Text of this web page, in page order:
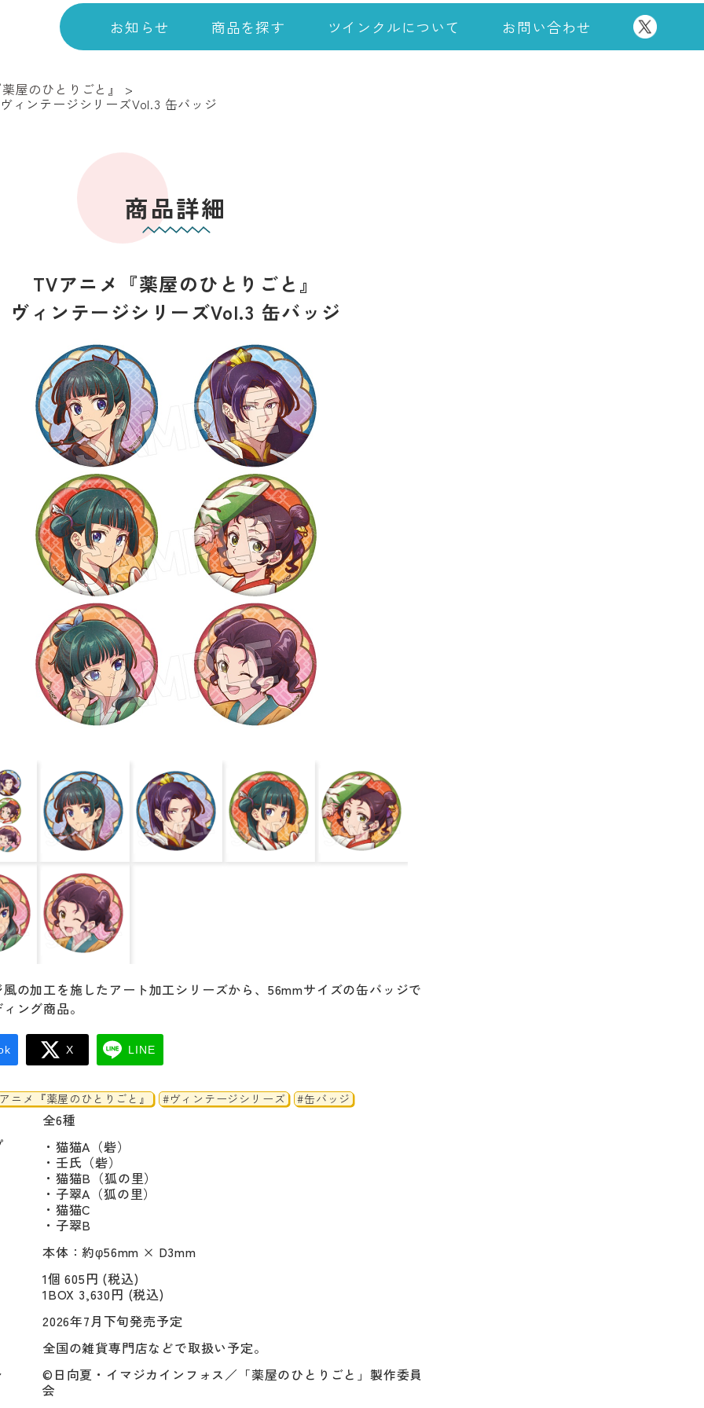
お知らせ 商品を探す ツインクルについて お問い合わせ
屋のひとりごと』 >
ンテージシリーズVol.3 缶バッジ
商品詳細
TVアニメ『薬屋のひとりごと』
ヴィンテージシリーズVol.3 缶バッジ
の加工を施したアート加工シリーズから、56mmサイズの缶バッジで
ング商品。
X LINE
ニメ『薬屋のひとりごと』 #ヴィンテージシリーズ #缶バッジ
全6種
・猫猫A（砦）
・壬氏（砦）
・猫猫B（狐の里）
・子翠A（狐の里）
・猫猫C
・子翠B
本体：約φ56mm × D3mm
1個 605円 (税込)
1BOX 3,630円 (税込)
2026年7月下旬発売予定
全国の雑貨専門店などで取扱い予定。
©日向夏・イマジカインフォス／「薬屋のひとりごと」製作委員
会